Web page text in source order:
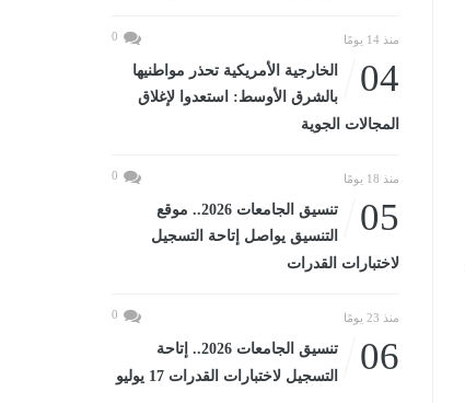
منذ 14 يومًا 0
04
الخارجية الأمريكية تحذر مواطنيها
بالشرق الأوسط: استعدوا لإغلاق
المجالات الجوية
منذ 18 يومًا 0
05
تنسيق الجامعات 2026.. موقع
التنسيق يواصل إتاحة التسجيل
لاختبارات القدرات
منذ 23 يومًا 0
06
تنسيق الجامعات 2026.. إتاحة
التسجيل لاختبارات القدرات 17 يوليو